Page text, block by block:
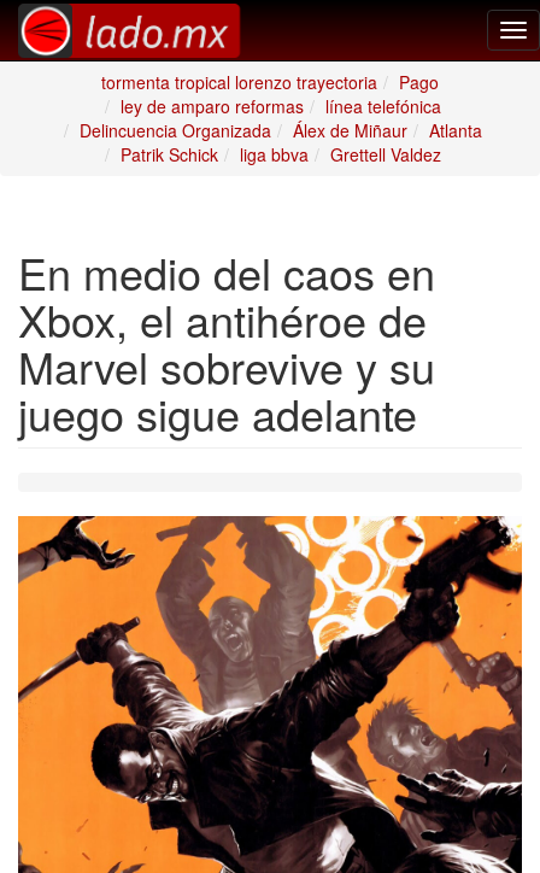
tormenta tropical lorenzo trayectoria
Pago
ley de amparo reformas
línea telefónica
Delincuencia Organizada
Álex de Miñaur
Atlanta
Patrik Schick
liga bbva Grettell Valdez
En medio del caos en
Xbox, el antihéroe de
Marvel sobrevive y su
juego sigue adelante